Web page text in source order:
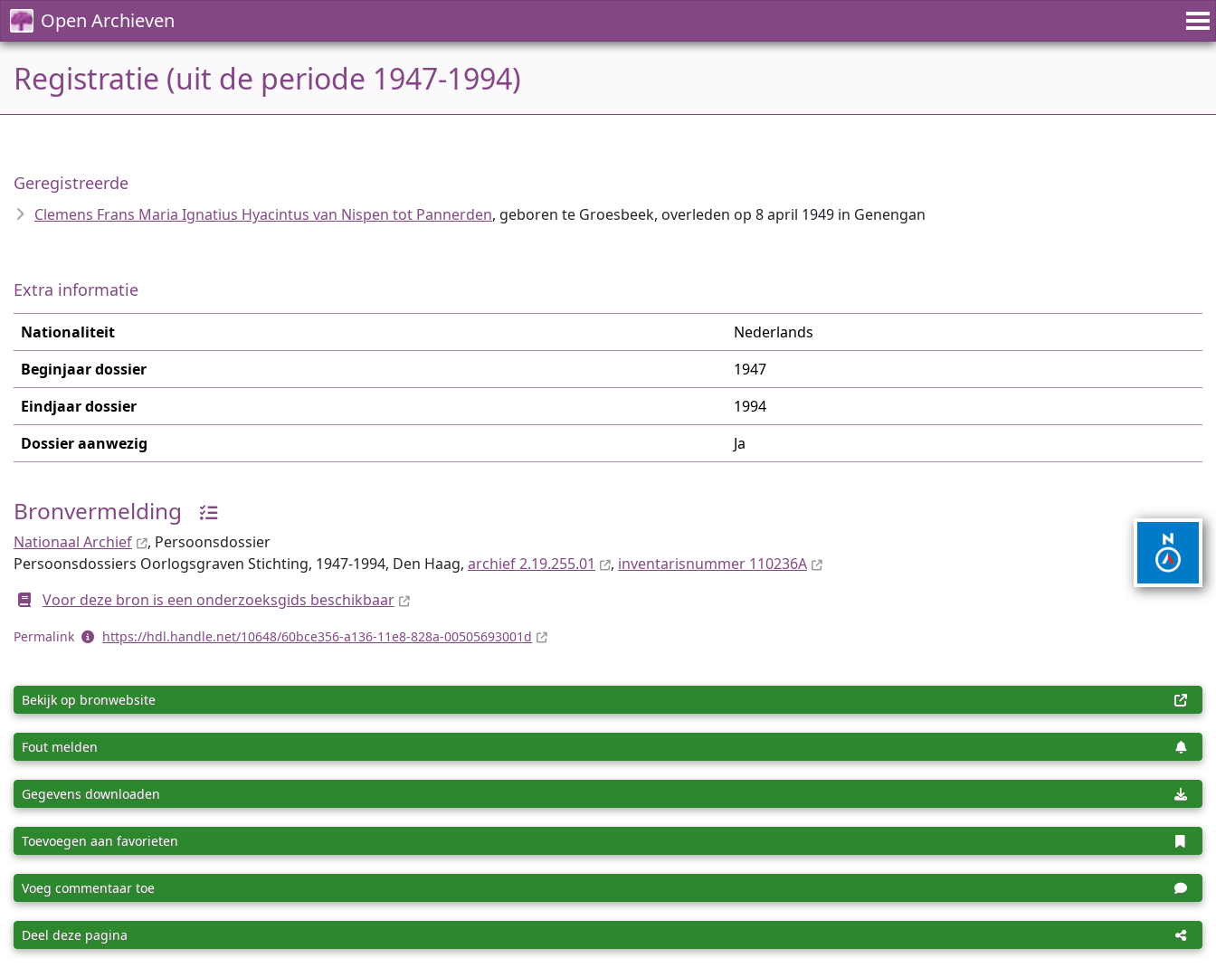
Open Archieven
Registratie (uit de periode 1947-1994)
Geregistreerde
Clemens Frans Maria Ignatius Hyacintus van Nispen tot Pannerden, geboren te Groesbeek, overleden op 8 april 1949 in Genengan
Extra informatie
Nationaliteit
Nederlands
Beginjaar dossier
1947
Eindjaar dossier
1994
Dossier aanwezig
Ja
Bronvermelding
Nationaal Archief
, Persoonsdossier
Persoonsdossiers Oorlogsgraven Stichting, 1947-1994, Den Haag, archief 2.19.255.01 , inventaris­num­mer 110236A
Voor deze bron is een onderzoeksgids beschikbaar
Permalink https://hdl.handle.net/10648/60bce356-a136-11e8-828a-00505693001d
Bekijk op bronwebsite
Fout melden
Gegevens downloaden
Toevoegen aan favorieten
Voeg commentaar toe
Deel deze pagina